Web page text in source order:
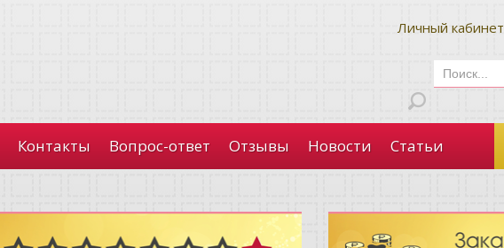
Личный кабинет
Контакты Вопрос-ответ Отзывы Новости Статьи